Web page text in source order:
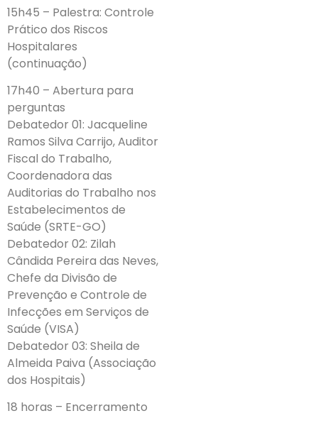
15h45 – Palestra: Controle
Prático dos Riscos
Hospitalares
(continuação)
17h40 – Abertura para
perguntas
Debatedor 01: Jacqueline
Ramos Silva Carrijo, Auditor
Fiscal do Trabalho,
Coordenadora das
Auditorias do Trabalho nos
Estabelecimentos de
Saúde (SRTE-GO)
Debatedor 02: Zilah
Cândida Pereira das Neves,
Chefe da Divisão de
Prevenção e Controle de
Infecções em Serviços de
Saúde (VISA)
Debatedor 03: Sheila de
Almeida Paiva (Associação
dos Hospitais)
18 horas – Encerramento